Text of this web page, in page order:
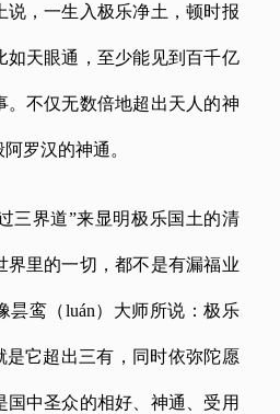
说，一生入极乐净土，顿时报
如天眼通，至少能见到百千亿
。不仅无数倍地超出天人的神
罗汉的神通。
三界道”来显明极乐国土的清
界里的一切，都不是有漏福业
昙鸾 （luán） 大师所说：极乐
是它超出三有，同时依弥陀愿
国中圣众的相好、神通、受用